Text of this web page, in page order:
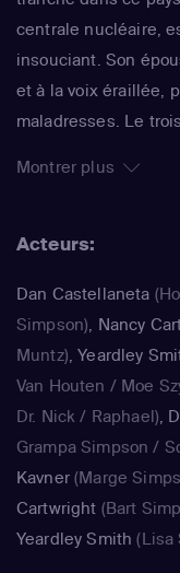
centrale nucléaire,
insouciant. Son
et à la voix éraillée,
maladresses. Le
rendent joyeux et
saison, est
Montrer plus
Acteurs:
Dan Castellaneta
Simpson), Nancy
Muntz),Yeardley
Van Houten / Moe
Dr. Nick / Raphael),
Grampa Simpson /
Kavner(Marge
Cartwright (Bart
Yeardley Smith (Lisa